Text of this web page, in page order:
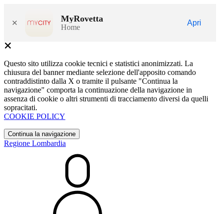
× MyRovetta
Home
Apri
Questo sito utilizza cookie tecnici e statistici anonimizzati. La
chiusura del banner mediante selezione dell'apposito comando
contraddistinto dalla X o tramite il pulsante "Continua la
navigazione" comporta la continuazione della navigazione in
assenza di cookie o altri strumenti di tracciamento diversi da quelli
sopracitati.
COOKIE POLICY
Continua la navigazione
Regione Lombardia